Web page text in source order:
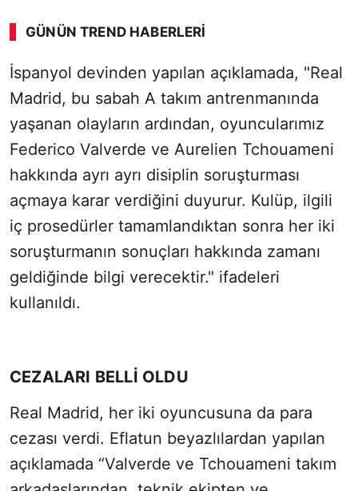
GÜNÜN TREND HABERLERI
İspanyol devinden yapılan açıklamada, "Real
Madrid, bu sabah A takım antrenmanında
yaşanan olayların ardından, oyuncularımız
Federico Valverde ve Aurelien Tchouameni
hakkında ayrı ayrı disiplin soruşturması
açmaya karar verdiğini duyurur. Kulüp, ilgili
iç prosedürler tamamlandıktan sonra her iki
soruşturmanın sonuçları hakkında zamanı
geldiğinde bilgi verecektir." ifadeleri
kullanıldı.
CEZALARI BELLİ OLDU
Real Madrid, her iki oyuncusuna da para
cezası verdi. Eflatun beyazlılardan yapılan
açıklamada “Valverde ve Tchouameni takım